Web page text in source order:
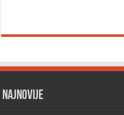
Najnovije